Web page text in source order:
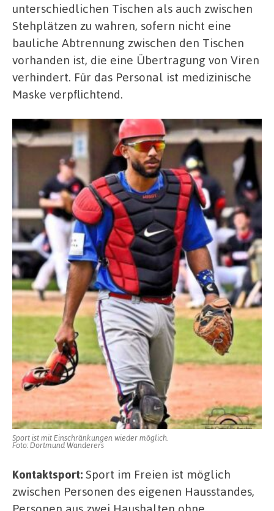
unterschiedlichen Tischen als auch zwischen
Stehplätzen zu wahren, sofern nicht eine
bauliche Abtrennung zwischen den Tischen
vorhanden ist, die eine Übertragung von Viren
verhindert. Für das Personal ist medizinische
Maske verpflichtend.
Sport ist mit Einschränkungen wieder möglich.
Foto: Dortmund Wanderers
Kontaktsport: Sport im Freien ist möglich
zwischen Personen des eigenen Hausstandes,